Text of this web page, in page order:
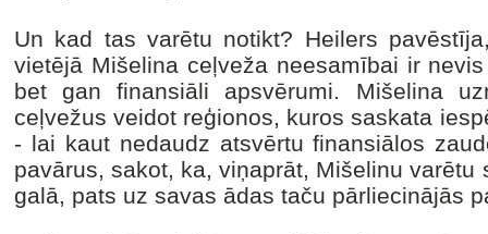
Un kad tas varētu notikt? Heilers
vietējā Mišelina ceļveža neesamībai ir
bet gan finansiāli apsvērumi. Mišelina
ceļvežus veidot reģionos, kuros saskata
- lai kaut nedaudz atsvērtu finansiālos
pavārus, sakot, ka, viņaprāt, Mišelinu
galā, pats uz savas ādas taču pārliecinājās